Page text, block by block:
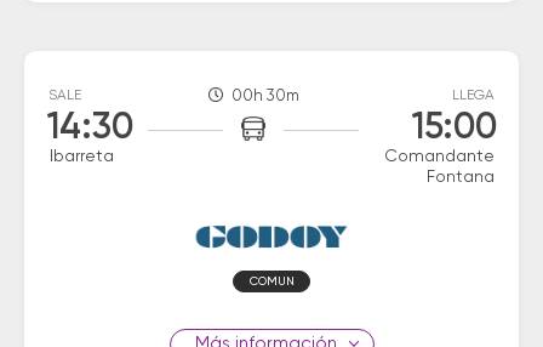
SALE
14:30
Ibarreta
00h 30m LLEGA
15:00
Comandante
Fontana
COMUN